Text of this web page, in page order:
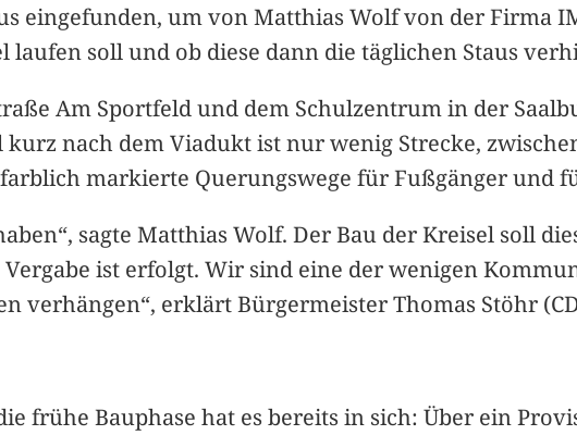
eingefunden, um von Matthias Wolf von der Firma
laufen soll und ob diese dann die täglichen Staus
Am Sportfeld und dem Schulzentrum in der
nach dem Viadukt ist nur wenig Strecke,
markierte Querungswege für Fußgänger und
sagte Matthias Wolf. Der Bau der Kreisel soll
Vergabe ist erfolgt. Wir sind eine der wenigen
verhängen“, erklärt Bürgermeister Thomas Stöhr
frühe Bauphase hat es bereits in sich: Über ein